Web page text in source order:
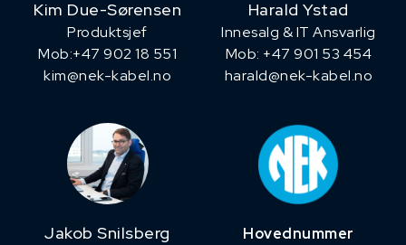
Kim Due-Sørensen
Produktsjef
​Mob:+47 902 18 551
kim@nek-kabel.no
Harald Ystad
Innesalg & IT Ansvarlig
Mob: +47 901 53 454
harald@nek-kabel.no
Jakob Snilsberg
Hovednummer